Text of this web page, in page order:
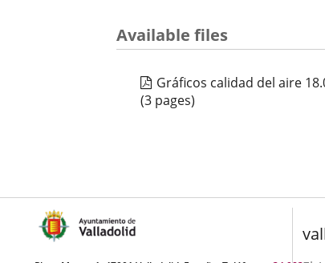
Available files
Gráficos calidad del aire
(3 pages)